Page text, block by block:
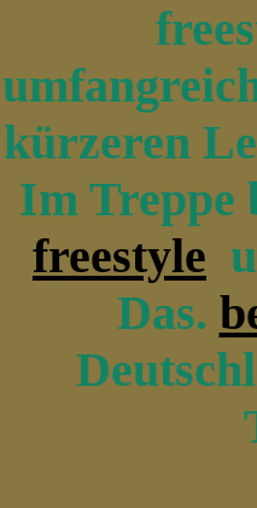
kürzeren
Im Treppe
freestyle
Das.